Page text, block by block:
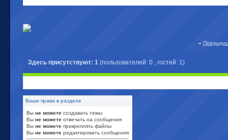
«
Здесь присутствуют: 1 (пользователей: 0 , гостей: 1)
Ваши права в разделе
Вы не можете создавать темы
Вы не можете отвечать на сообщения
Вы не можете прикреплять файлы
Вы не можете редактировать сообщения